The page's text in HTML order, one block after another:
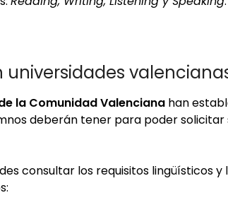
universidades
la Comunidad Valenciana han
deberán tener para poder
consultar los requisitos lingüísticos